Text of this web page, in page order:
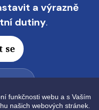
a výrazně
dutiny.
se
902
funkčnosti webu a s Vaším
našich webových stránek.